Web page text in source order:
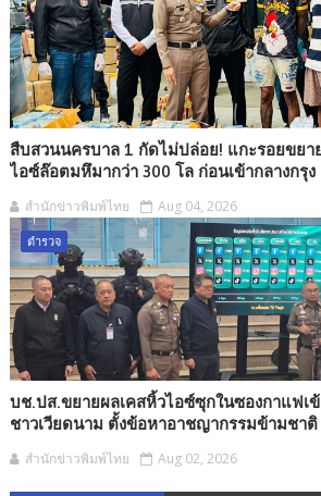
สืบสวนนครบาล 1 กัดไม่ปล่อย! แกะรอยขย
ไอซ์ล๊อตมหึมากว่า 300 โล ก่อนเข้ากลางกรุง
สำนักข่าวพิมพ์ไทย Aug 04, 2026
ตำรวจ
บช.ปส.ขยายผลเคสหิ้วไอซ์ซุกในซองกาแฟเ
ชาวเวียดนาม ตั้งข้อหาอาชญากรรมข้ามชาติ
สำนักข่าวพิมพ์ไทย Aug 02, 2026